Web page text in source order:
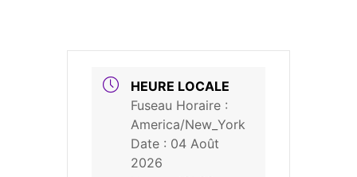
HEURE LOCALE
Fuseau Horaire :
America/New_York
Date : 04 Août
2026